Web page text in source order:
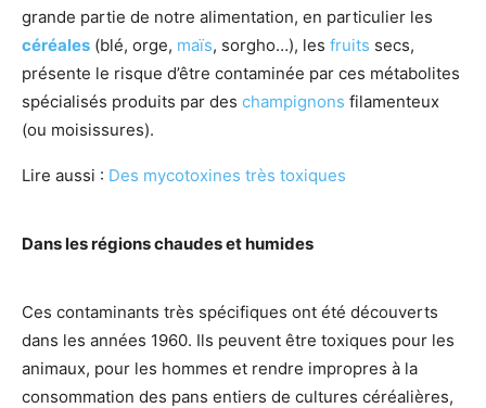
grande partie de notre alimentation, en particulier les
céréales (blé, orge, maïs, sorgho…), les fruits secs,
présente le risque d’être contaminée par ces métabolites
spécialisés produits par des champignons filamenteux
(ou moisissures).
Lire aussi : Des mycotoxines très toxiques
Dans les régions chaudes et humides
Ces contaminants très spécifiques ont été découverts
dans les années 1960. Ils peuvent être toxiques pour les
animaux, pour les hommes et rendre impropres à la
consommation des pans entiers de cultures céréalières,